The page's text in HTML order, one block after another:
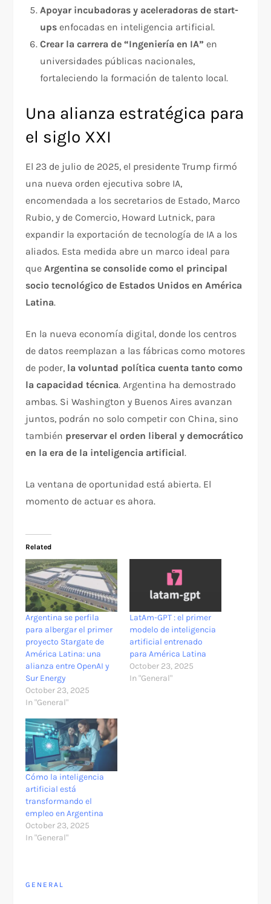
Apoyar incubadoras y aceleradoras de start-
ups enfocadas en inteligencia artificial.
Crear la carrera de “Ingeniería en IA” en
universidades públicas nacionales,
fortaleciendo la formación de talento local.
Una alianza estratégica para
el siglo XXI
El 23 de julio de 2025, el presidente Trump firmó
una nueva orden ejecutiva sobre IA,
encomendada a los secretarios de Estado, Marco
Rubio, y de Comercio, Howard Lutnick, para
expandir la exportación de tecnología de IA a los
aliados. Esta medida abre un marco ideal para
queArgentina se consolide como el principal
socio tecnológico de Estados Unidos en América
Latina.
En la nueva economía digital, donde los centros
de datos reemplazan a las fábricas como motores
de poder, la voluntad política cuenta tanto como
la capacidad técnica. Argentina ha demostrado
ambas. Si Washington y Buenos Aires avanzan
juntos, podrán no solo competir con China, sino
también preservar el orden liberal y democrático
en la era de la inteligencia artificial.
La ventana de oportunidad está abierta. El
momento de actuar es ahora.
Related
Argentina se perfila
para albergar el primer
proyecto Stargate de
América Latina: una
alianza entre OpenAI y
Sur Energy
October 23, 2025
In "General"
LatAm-GPT : el primer
modelo de inteligencia
artificial entrenado
para América Latina
October 23, 2025
In "General"
Cómo la inteligencia
artificial está
transformando el
empleo en Argentina
October 23, 2025
In "General"
GENERAL